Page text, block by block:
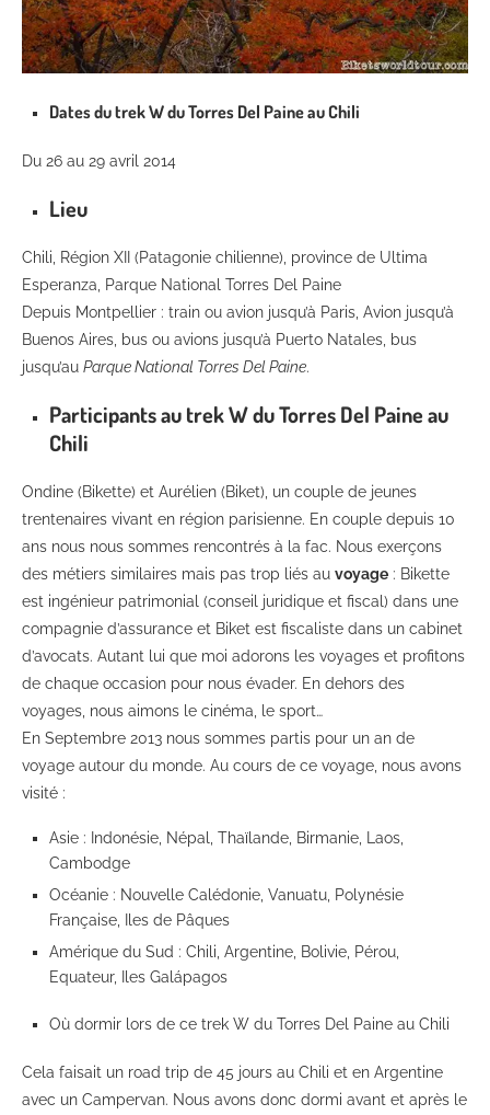
Dates du trek W du Torres Del Paine au Chili
Du 26 au 29 avril 2014
Lieu
Chili, Région XII (Patagonie chilienne), province de Ultima
Esperanza, Parque National Torres Del Paine
Depuis Montpellier : train ou avion jusqu’à Paris, Avion jusqu’à
Buenos Aires, bus ou avions jusqu’à Puerto Natales, bus
jusqu’au Parque National Torres Del Paine.
Participants au trek W du Torres Del Paine au
Chili
Ondine (Bikette) et Aurélien (Biket), un couple de jeunes
trentenaires vivant en région parisienne. En couple depuis 10
ans nous nous sommes rencontrés à la fac. Nous exerçons
des métiers similaires mais pas trop liés au voyage : Bikette
est ingénieur patrimonial (conseil juridique et fiscal) dans une
compagnie d’assurance et Biket est fiscaliste dans un cabinet
d’avocats. Autant lui que moi adorons les voyages et profitons
de chaque occasion pour nous évader. En dehors des
voyages, nous aimons le cinéma, le sport…
En Septembre 2013 nous sommes partis pour un an de
voyage autour du monde. Au cours de ce voyage, nous avons
visité :
Asie : Indonésie, Népal, Thaïlande, Birmanie, Laos,
Cambodge
Océanie : Nouvelle Calédonie, Vanuatu, Polynésie
Française, Iles de Pâques
Amérique du Sud : Chili, Argentine, Bolivie, Pérou,
Equateur, Iles Galápagos
Où dormir lors de ce trek W du Torres Del Paine au Chili
Cela faisait un road trip de 45 jours au Chili et en Argentine
avec un Campervan. Nous avons donc dormi avant et après le